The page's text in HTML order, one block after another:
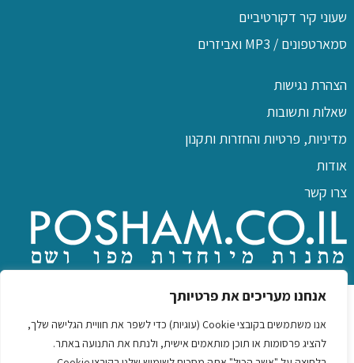
אנחנו מעריכים את פרטיותך
אנו משתמשים בקובצי Cookie (עוגיות) כדי לשפר את חוויית הגלישה שלך,
להציג פרסומות או תוכן מותאמים אישית, ולנתח את התנועה באתר.
שעוני קיר דקורטיביים
סמארטפונים / MP3 ואביזרים
הצהרת נגישות
שאלות ותשובות
מדיניות, פרטיות והחזרות ותקנון
אודות
צרו קשר
כל הזכויות שמורות לפו שם